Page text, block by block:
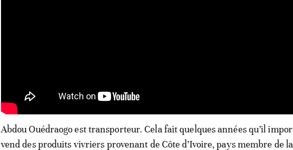
Abdou Ouédraogo est transporteur. Cela fait quelques années qu’il
vend des produits vivriers provenant de Côte d’Ivoire, pays membre de